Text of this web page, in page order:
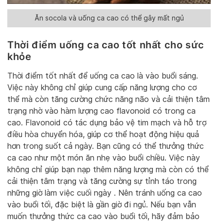
Ăn socola và uống ca cao có thể gây mất ngủ
Thời điểm uống ca cao tốt nhất cho sức
khỏe
Thời điểm tốt nhất để uống ca cao là vào buổi sáng.
Việc này không chỉ giúp cung cấp năng lượng cho cơ
thể mà còn tăng cường chức năng não và cải thiện tâm
trạng nhờ vào hàm lượng cao flavonoid có trong ca
cao. Flavonoid có tác dụng bảo vệ tim mạch và hỗ trợ
điều hòa chuyển hóa, giúp cơ thể hoạt động hiệu quả
hơn trong suốt cả ngày. Bạn cũng có thể thưởng thức
ca cao như một món ăn nhẹ vào buổi chiều. Việc này
không chỉ giúp bạn nạp thêm năng lượng mà còn có thể
cải thiện tâm trạng và tăng cường sự tỉnh táo trong
những giờ làm việc cuối ngày . Nên tránh uống ca cao
vào buổi tối, đặc biệt là gần giờ đi ngủ. Nếu bạn vẫn
muốn thưởng thức ca cao vào buổi tối, hãy đảm bảo